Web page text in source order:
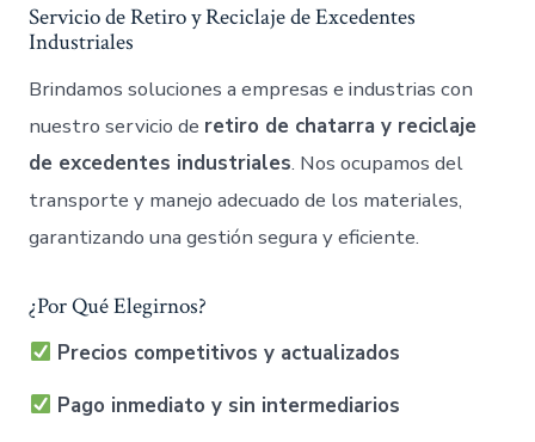
Servicio de Retiro y Reciclaje de Excedentes
Industriales
Brindamos soluciones a empresas e industrias con
nuestro servicio de retiro de chatarra y reciclaje
de excedentes industriales. Nos ocupamos del
transporte y manejo adecuado de los materiales,
garantizando una gestión segura y eficiente.
¿Por Qué Elegirnos?
Precios competitivos y actualizados
Pago inmediato y sin intermediarios